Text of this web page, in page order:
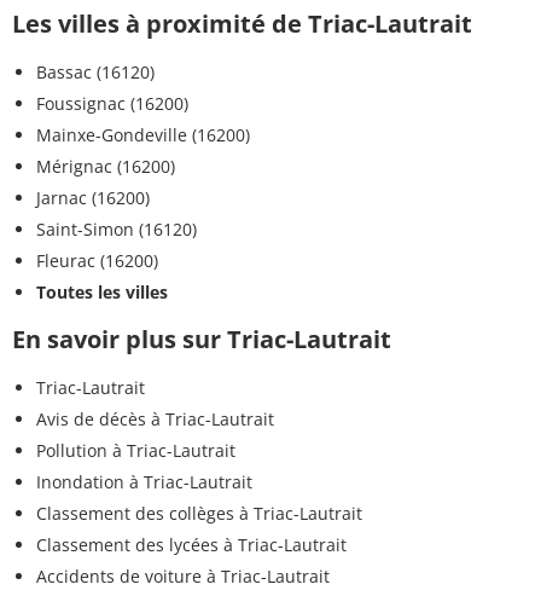
Les villes à proximité de Triac-Lautrait
Bassac (16120)
Foussignac (16200)
Mainxe-Gondeville (16200)
Mérignac (16200)
Jarnac (16200)
Saint-Simon (16120)
Fleurac (16200)
Toutes les villes
En savoir plus sur Triac-Lautrait
Triac-Lautrait
Avis de décès à Triac-Lautrait
Pollution à Triac-Lautrait
Inondation à Triac-Lautrait
Classement des collèges à Triac-Lautrait
Classement des lycées à Triac-Lautrait
Accidents de voiture à Triac-Lautrait